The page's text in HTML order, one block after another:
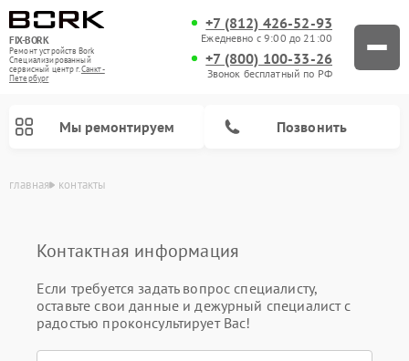
FIX-BORK
Ремонт устройств Bork
Специализированный
cервисный центр г.Санкт-
Петербург
+7 (812) 426-52-93
Ежедневно с 9:00 до 21:00
+7 (800) 100-33-26
Звонок бесплатный по РФ
Мы ремонтируем Позвонить
главная контакты
Контактная информация
Если требуется задать вопрос специалисту,
оставьте свои данные и дежурный специалист с
радостью проконсультирует Вас!